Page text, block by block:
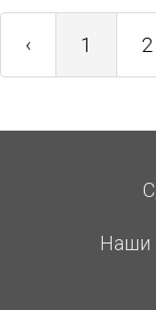
‹ 1 2
Наши